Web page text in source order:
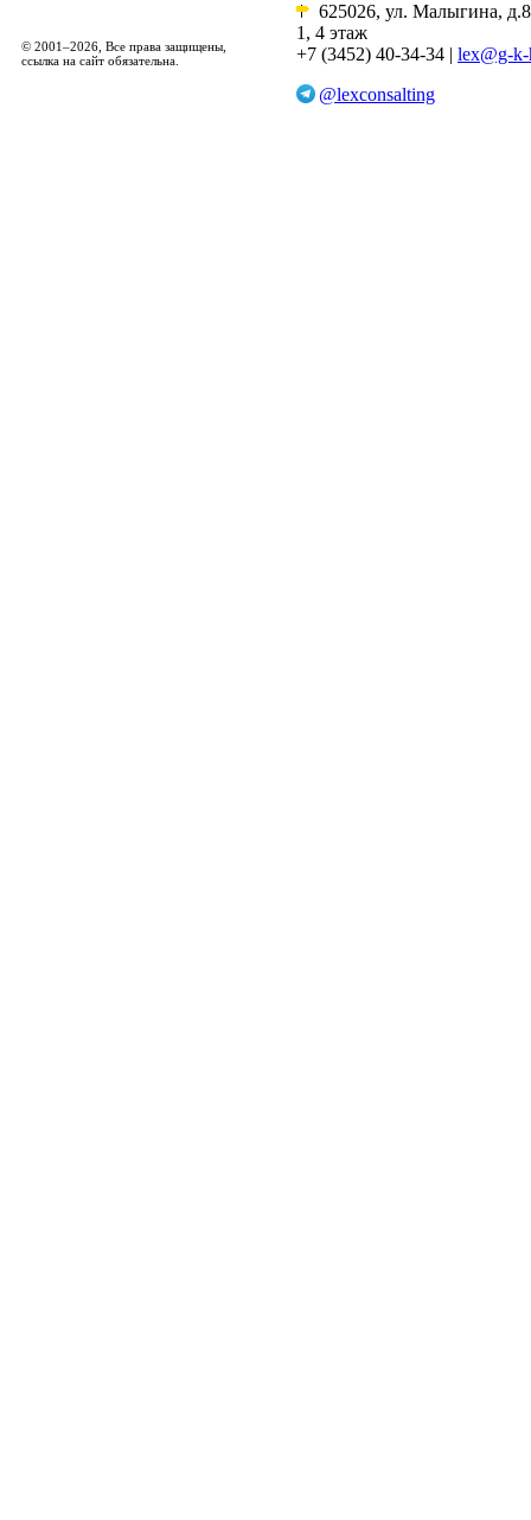
© 2001–2026, Все права защищены,
ссылка на сайт обязательна.
625026, ул. Малыгина,
1, 4 этаж
+7 (3452) 40-34-34 | lex@g-
@lexconsalting